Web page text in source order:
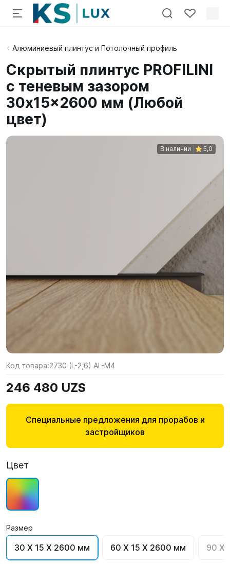
Алюминиевый плинтус и Потолочный профиль
Скрытый плинтус PROFILINI
с теневым зазором
30x15x2600 мм (Любой
цвет)
В наличии 5,0
Код товара:2730 (L-2,6) АL-М4
246 480 UZS
Специальные предложения для прорабов и
застройщиков
Цвет
Размер
30 X 15 X 2600 мм 60 X 15 X 2600 мм 90 X